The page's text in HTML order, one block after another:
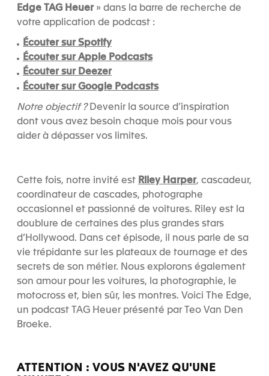
Edge TAG Heuer» dans la barre de recherche de
votre application de podcast :
Écouter sur Spotify
Écouter sur Apple Podcasts
Écouter sur Deezer
Écouter sur Google Podcasts
Notre objectif ? Devenir la source d’inspiration
dont vous avez besoin chaque mois pour vous
aider à dépasser vos limites.
Cette fois, notre invité est Riley Harper, cascadeur,
coordinateur de cascades, photographe
occasionnel et passionné de voitures. Riley est la
doublure de certaines des plus grandes stars
d’Hollywood. Dans cet épisode, il nous parle de sa
vie trépidante sur les plateaux de tournage et des
secrets de son métier. Nous explorons également
son amour pour les voitures, la photographie, le
motocross et, bien sûr, les montres. Voici The Edge,
un podcast TAG Heuer présenté par Teo Van Den
Broeke.
ATTENTION : VOUS N'AVEZ QU'UNE